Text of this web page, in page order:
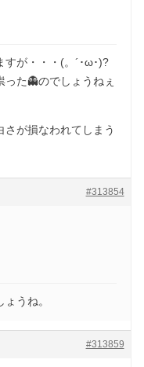
すが・・・(。´･ω･)?
た👻のでしょうねぇ
が損なわれてしまう
#313854
うね。
#313859